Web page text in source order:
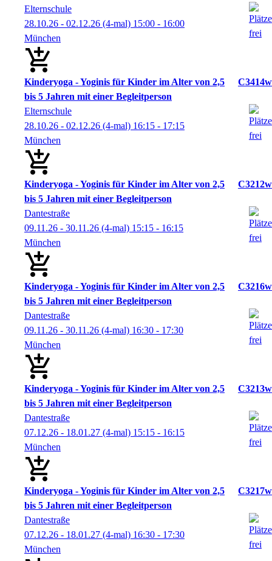
Elternschule
28.10.26 - 02.12.26 (4-mal) 15:00 - 16:00
München
Kinderyoga - Yoginis für Kinder im Alter von 2,5
bis 5 Jahren mit einer Begleitperson
C3414w
Elternschule
28.10.26 - 02.12.26 (4-mal) 16:15 - 17:15
München
Kinderyoga - Yoginis für Kinder im Alter von 2,5
bis 5 Jahren mit einer Begleitperson
C3212w
Dantestraße
09.11.26 - 30.11.26 (4-mal) 15:15 - 16:15
München
Kinderyoga - Yoginis für Kinder im Alter von 2,5
bis 5 Jahren mit einer Begleitperson
C3216w
Dantestraße
09.11.26 - 30.11.26 (4-mal) 16:30 - 17:30
München
Kinderyoga - Yoginis für Kinder im Alter von 2,5
bis 5 Jahren mit einer Begleitperson
C3213w
Dantestraße
07.12.26 - 18.01.27 (4-mal) 15:15 - 16:15
München
Kinderyoga - Yoginis für Kinder im Alter von 2,5
bis 5 Jahren mit einer Begleitperson
C3217w
Dantestraße
07.12.26 - 18.01.27 (4-mal) 16:30 - 17:30
München